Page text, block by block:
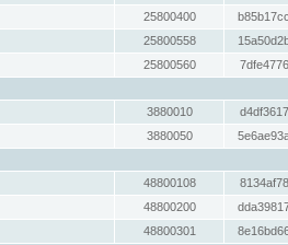
25800400
25800558
25800560
3880010
3880050
48800108
48800200
48800301